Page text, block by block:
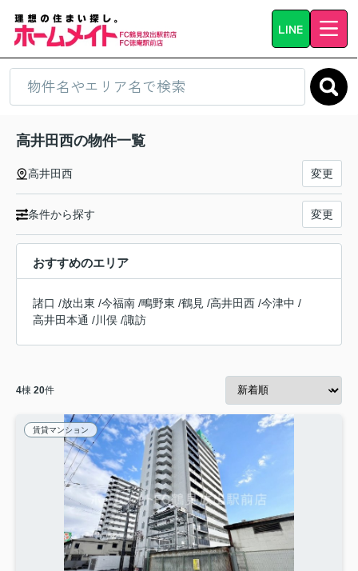
LINE
高井田西の物件一覧
高井田西 変更
条件から探す 変更
おすすめのエリア
諸口 /放出東 /今福南 /鴫野東 /鶴見 /高井田西 /今津中 /
高井田本通 /川俣 /諏訪
4棟 20件
賃貸マンション